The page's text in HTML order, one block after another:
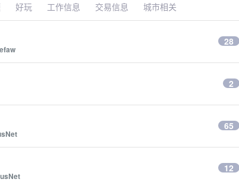
好玩 工作信息 交易信息 城市相关
28
2
65
12